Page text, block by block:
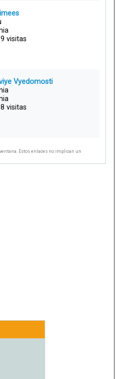
visitas
Vyedomosti
visitas
Estos enlaces no implican un